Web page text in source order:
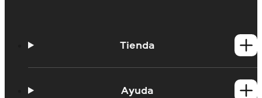
Tienda
Productos para MacAyuda